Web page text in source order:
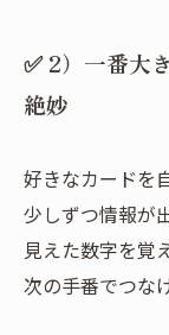
✅ 2）一番大
絶妙
好きなカードを
少しずつ情報が
見えた数字を覚え
次の手番でつな